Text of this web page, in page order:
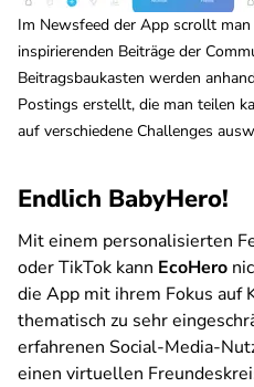
Im Newsfeed der App scrollt man
inspirierenden Beiträge der
Beitragsbaukasten werden
Postings erstellt, die man teilen
auf verschiedene Challenges
Endlich BabyHero!
Mit einem personalisierten
oder TikTok kann EcoHero
die App mit ihrem Fokus auf
thematisch zu sehr
erfahrenen Social-Media-
einen virtuellen